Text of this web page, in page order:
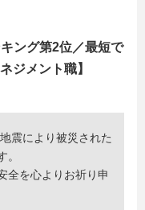
ング第2位／最短で
ジメント職】
震により被災された
全を心よりお祈り申